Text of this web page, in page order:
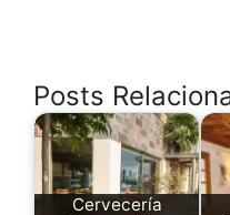
Posts
Cervecería